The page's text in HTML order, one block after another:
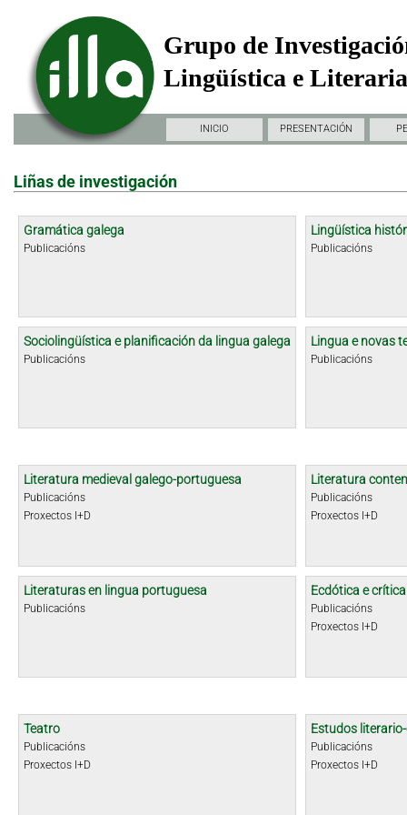
Grupo de
Lingüística e
INICIO PRESENTACIÓN
Liñas de investigación
Gramática galega
Publicacións
Lingüística
Publicacións
Sociolingüística e planificación da lingua galega
Publicacións
Lingua e novas
Publicacións
Literatura medieval galego-portuguesa
Publicacións
Proxectos I+D
Literatura
Publicacións
Proxectos I+D
Literaturas en lingua portuguesa
Publicacións
Ecdótica e
Publicacións
Proxectos I+D
Teatro
Publicacións
Proxectos I+D
Estudos
Publicacións
Proxectos I+D